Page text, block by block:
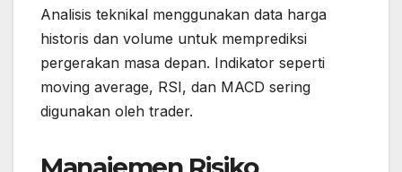
Analisis teknikal menggunakan data harga
historis dan volume untuk memprediksi
pergerakan masa depan. Indikator seperti
moving average, RSI, dan MACD sering
digunakan oleh trader.